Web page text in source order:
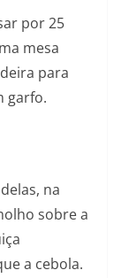
por 25
mesa
para
garfo.
na
sobre a
a cebola.